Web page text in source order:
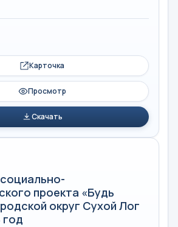
Карточка
Просмотр
Скачать
проекта «Будь
округ Сухой Лог
год